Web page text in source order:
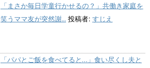
「まさか毎日学童行かせるの？」共働き家庭を
笑うママ友が突然謝... 投稿者: すじえ
「パパとご飯を食べてると…」食い尽くし夫と